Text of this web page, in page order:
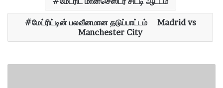
மேட்ரிட்டின் பலவீனமான தடுப்பாட்டம் Madrid vs
Manchester City